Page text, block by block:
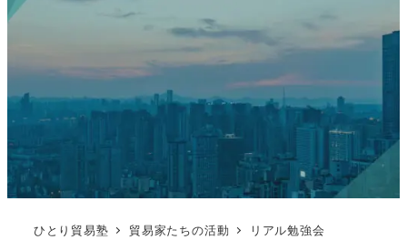
ひとり貿易塾 貿易家たちの活動 リアル勉強会